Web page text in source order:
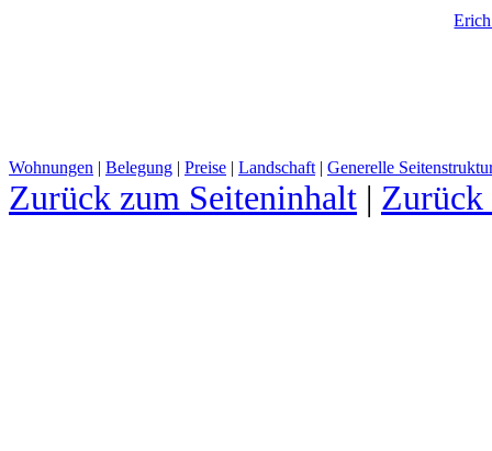
Wohnungen | Belegung | Preise | Landschaft | Generelle
Zurück zum Seiteninhalt | Zurück